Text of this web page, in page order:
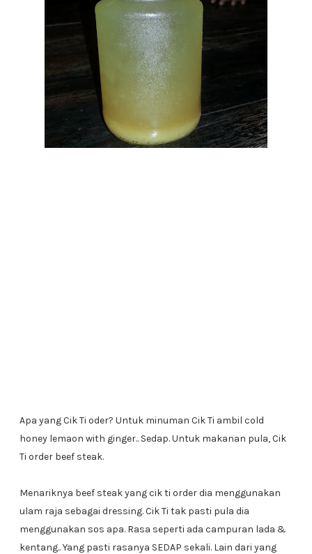
Apa yang Cik Ti oder? Untuk minuman Cik Ti ambil cold
honey lemaon with ginger.. Sedap. Untuk makanan pula, Cik
Ti order beef steak.
Menariknya beef steak yang cik ti order dia menggunakan
ulam raja sebagai dressing. Cik Ti tak pasti pula dia
menggunakan sos apa. Rasa seperti ada campuran lada &
kentang.. Yang pasti rasanya SEDAP sekali. Lain dari yang